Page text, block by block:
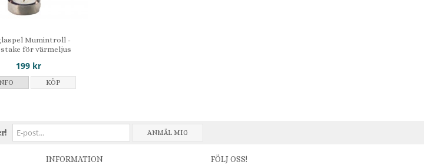
Mumintroll -
för värmeljus
199 kr
KÖP
ANMÄL MIG
INFORMATION FÖLJ OSS!